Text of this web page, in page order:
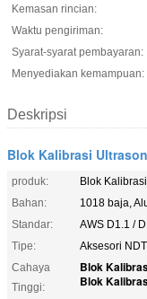
Kemasan rincian:
Waktu pengiriman:
Syarat-syarat pembayaran:
Menyediakan kemampuan:
Deskripsi
Blok Kalibrasi
produk:
Blok
Bahan:
1018 baja,
Standar:
AWS D1.1 /
Tipe:
Aksesori NDT
Cahaya
Tinggi:
Blok
Blok